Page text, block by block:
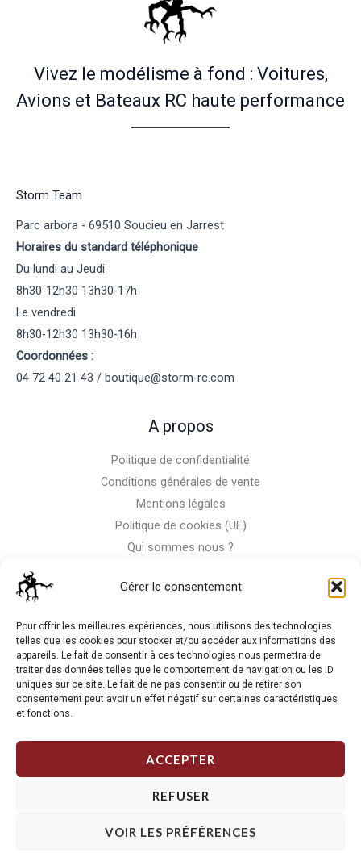
Gérer le consentement
Pour offrir les meilleures expériences, nous utilisons des technologies
telles que les cookies pour stocker et/ou accéder aux informations des
appareils. Le fait de consentir à ces technologies nous permettra de
traiter des données telles que le comportement de navigation ou les ID
uniques sur ce site. Le fait de ne pas consentir ou de retirer son
consentement peut avoir un effet négatif sur certaines caractéristiques
et fonctions.
ACCEPTER
REFUSER
VOIR LES PRÉFÉRENCES
Vivez le modélisme à fond : Voitures,
Avions et Bateaux RC haute performance
Storm Team
Parc arbora - 69510 Soucieu en Jarrest
Horaires du standard téléphonique
Du lundi au Jeudi
8h30-12h30 13h30-17h
Le vendredi
8h30-12h30 13h30-16h
Coordonnées :
04 72 40 21 43 / boutique@storm-rc.com
A propos
Politique de confidentialité
Conditions générales de vente
Mentions légales
Politique de cookies (UE)
Qui sommes nous ?
La RC n'est pas notre seule passion, venez visiter notre shop
de motos
Copyright © 2026 Storm RC. Powered by Storm Team.